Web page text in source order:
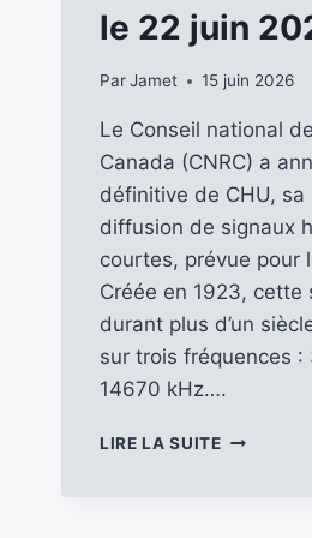
le 22 juin
ParJamet 15 juin 2026
Le Conseil national
Canada (CNRC) a
définitive de CHU,
diffusion de signaux
courtes, prévue pour
Créée en 1923, cette
durant plus d’un
sur trois fréquences
14670 kHz….
LIRE LA SUITELA